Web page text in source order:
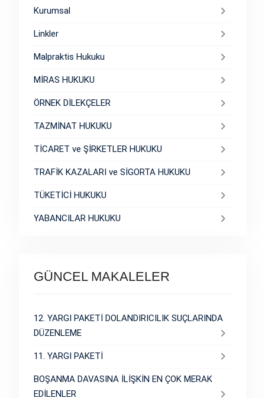
Kurumsal
Linkler
Malpraktis Hukuku
MİRAS HUKUKU
ÖRNEK DİLEKÇELER
TAZMİNAT HUKUKU
TİCARET ve ŞİRKETLER HUKUKU
TRAFİK KAZALARI ve SİGORTA HUKUKU
TÜKETİCİ HUKUKU
YABANCILAR HUKUKU
GÜNCEL MAKALELER
12. YARGI PAKETİ DOLANDIRICILIK SUÇLARINDA
DÜZENLEME
11. YARGI PAKETİ
BOŞANMA DAVASINA İLİŞKİN EN ÇOK MERAK
EDİLENLER